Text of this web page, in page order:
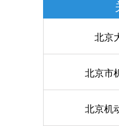
北京
北京市
北京机